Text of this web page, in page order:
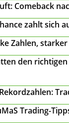
Comeback
zahlt sich
Zahlen,
den
Trading-